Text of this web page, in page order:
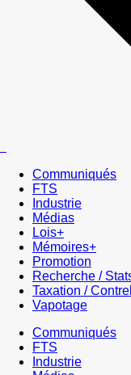
Communiqués
FTS
Industrie
Médias
Lois+
Mémoires+
Promotion
Recherche /
Taxation /
Vapotage
Communiqués
FTS
Industrie